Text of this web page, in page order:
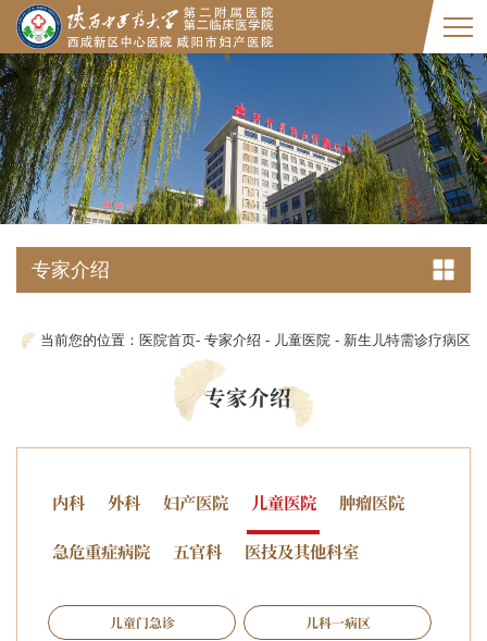
专家介绍
当前您的位置： 医院首页- 专家介绍 - 儿童医院 - 新生儿特需诊疗病区
专家介绍
内科 外科 妇产医院 儿童医院 肿瘤医院
急危重症病院 五官科 医技及其他科室
儿童门急诊 儿科一病区